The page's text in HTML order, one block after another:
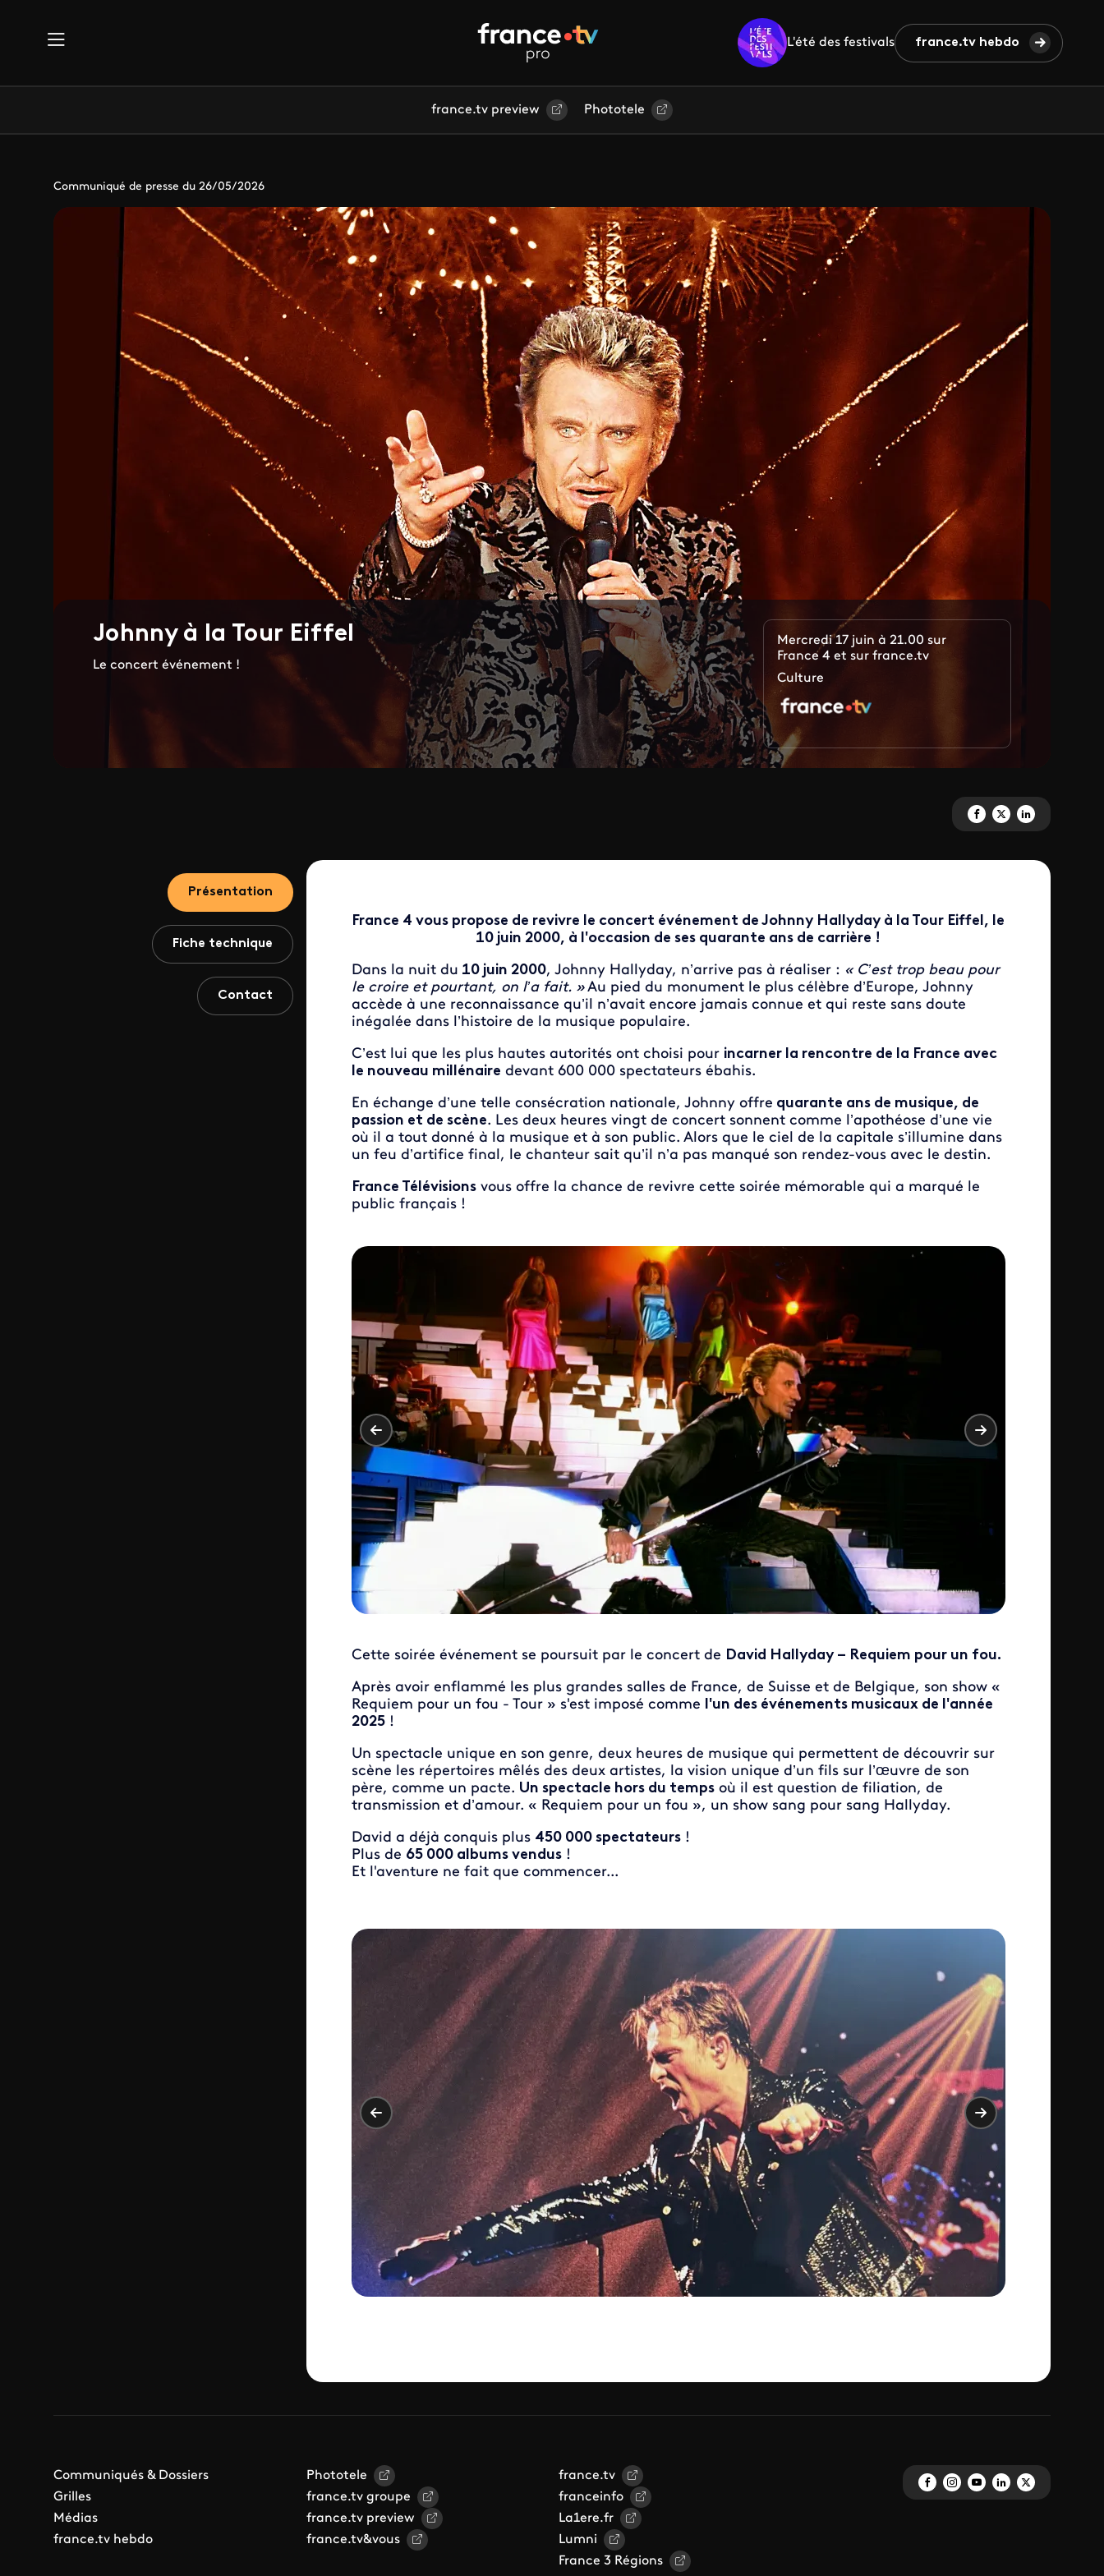
L'été des festivals france.tv hebdo
france.tv preview Phototele
Communiqué de presse du 26/05/2026
Johnny à la Tour Eiffel
Le concert événement !
Mercredi 17 juin à 21.00 sur
France 4 et sur france.tv
Culture
Partagez 'Johnny à la Tour
Partagez 'Johnny à la
Partagez 'Johnny à
Présentation
Fiche technique
Contact
France 4 vous propose de revivre le concert événement de Johnny Hallyday à la Tour Eiffel, le
10 juin 2000, à l'occasion de ses quarante ans de carrière !
Dans la nuit du 10 juin 2000, Johnny Hallyday, n’arrive pas à réaliser : « C’est trop beau pour
le croire et pourtant, on l’a fait. »Au pied du monument le plus célèbre d’Europe, Johnny
accède à une reconnaissance qu’il n’avait encore jamais connue et qui reste sans doute
inégalée dans l’histoire de la musique populaire.
C’est lui que les plus hautes autorités ont choisi pour incarner la rencontre de la France avec
le nouveau millénaire devant 600 000 spectateurs ébahis.
En échange d’une telle consécration nationale, Johnny offre quarante ans de musique, de
passion et de scène. Les deux heures vingt de concert sonnent comme l’apothéose d’une vie
où il a tout donné à la musique et à son public. Alors que le ciel de la capitale s’illumine dans
un feu d’artifice final, le chanteur sait qu’il n’a pas manqué son rendez-vous avec le destin.
France Télévisionsvous offre la chance de revivre cette soirée mémorable qui a marqué le
public français !
Cette soirée événement se poursuit par le concert de David Hallyday – Requiem pour un fou.
Après avoir enflammé les plus grandes salles de France, de Suisse et de Belgique, son show «
Requiem pour un fou - Tour » s'est imposé comme l'un des événements musicaux de l'année
2025!
Un spectacle unique en son genre, deux heures de musique qui permettent de découvrir sur
scène les répertoires mêlés des deux artistes, la vision unique d’un fils sur l’œuvre de son
père, comme un pacte. Un spectacle hors du tempsoù il est question de filiation, de
transmission et d’amour. « Requiem pour un fou », un show sang pour sang Hallyday.
David a déjà conquis plus 450 000 spectateurs!
Plus de 65 000 albums vendus!
Et l'aventure ne fait que commencer...
Communiqués & Dossiers
Grilles
Médias
france.tv hebdo
Phototele
france.tv groupe
france.tv preview
france.tv&vous
france.tv
franceinfo
La1ere.fr
Lumni
France 3 Régions